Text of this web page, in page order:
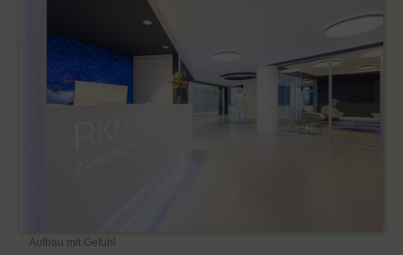
Aufbau mit Gefühl